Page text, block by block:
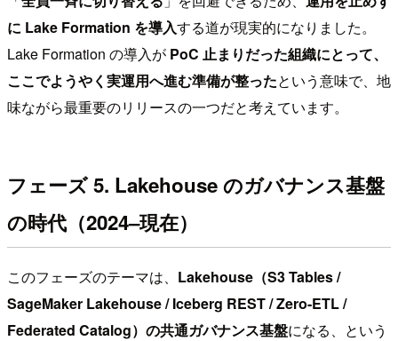
に Lake Formation を導入する道が現実的になりました。
Lake Formation の導入が PoC 止まりだった組織にとって、
ここでようやく実運用へ進む準備が整ったという意味で、地
味ながら最重要のリリースの一つだと考えています。
フェーズ 5. Lakehouse のガバナンス基盤
の時代（2024–現在）
このフェーズのテーマは、 Lakehouse（S3 Tables /
SageMaker Lakehouse / Iceberg REST / Zero-ETL /
Federated Catalog）の共通ガバナンス基盤になる、という